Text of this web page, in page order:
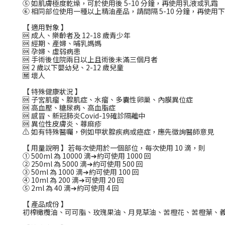
⑤ 如肌膚極度乾燥，可於使用後 5-10 分鐘，再使用乳液或乳霜
⑥ 相同部位使用一種以上精油產品，請間隔 5-10 分鐘，再使用
【 適用對象 】
🆗 成人、樂齡者及 12-18 歲青少年
🆗 經期、產婦、哺乳媽媽
🆗 孕婦、虛弱病患
🆗 手術後住院兩日以上且術後未滿三個月者
🆗 2 歲以下嬰幼兒、2-12 歲兒童
🈲 壞人
【 特殊健康狀況 】
🆗 子宮肌瘤、腺肌症、水瘤、多囊性卵巢、內膜異位症
🆗 高血壓、糖尿病、高血脂症
🆗 感冒、新冠肺炎Covid-19確診隔離中
🆗 異位性皮膚炎、蕁麻疹
⚠️ 如有特殊醫囑，例如甲狀腺疾病或癌症，應先徵詢醫師意見
【 用量說明 】若每次使用於一個部位，每次使用 10 滴，則
① 500ml 為 10000 滴➔約可使用 1000 回
② 250ml 為 5000 滴➔約可使用 500 回
③ 50ml 為 1000 滴➔約可使用 100 回
④ 10ml 為 200 滴➔可使用 20 回
⑤ 2ml 為 40 滴➔約可使用 4 回
【 產品成份 】
初榨橄欖油、可可脂、玫瑰果油、月見草油、苦橙花、苦橙葉、